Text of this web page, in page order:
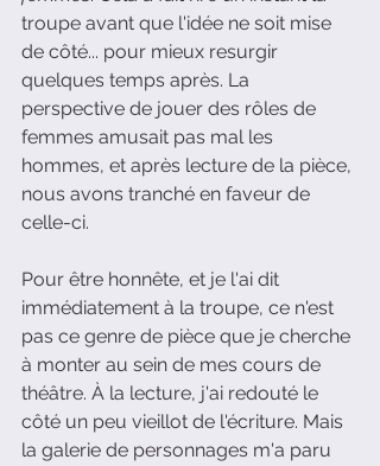
troupe avant que l'idée ne soit mise
de côté... pour mieux resurgir
quelques temps après. La
perspective de jouer des rôles de
femmes amusait pas mal les
hommes, et après lecture de la pièce,
nous avons tranché en faveur de
celle-ci.
Pour être honnête, et je l'ai dit
immédiatement à la troupe, ce n'est
pas ce genre de pièce que je cherche
à monter au sein de mes cours de
théâtre. À la lecture, j'ai redouté le
côté un peu vieillot de l'écriture. Mais
la galerie de personnages m'a paru